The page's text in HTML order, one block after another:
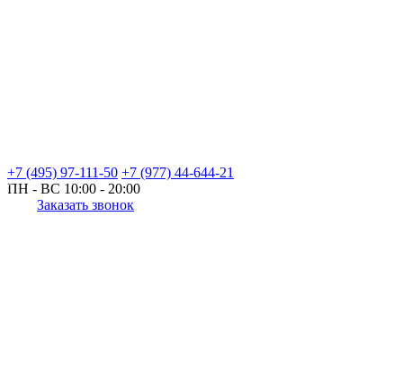
+7 (495) 97-111-50 +7 (977) 44-644-21
ПН - ВС 10:00 - 20:00
Заказать звонок